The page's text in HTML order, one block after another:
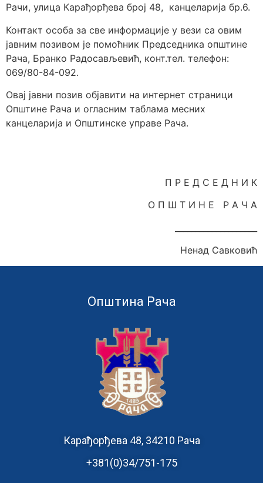
Рачи, улица Карађорђева број 48, канцеларија бр.6.
Контакт особа за све информације у вези са овим
јавним позивом је помоћник Председника општине
Рача, Бранко Радосављевић, конт.тел. телефон:
069/80-84-092.
Овај јавни позив објавити на интернет страници
Општине Рача и огласним таблама месних
канцеларија и Општинске управе Рача.
П Р Е Д С Е Д Н И К
О П Ш Т И Н Е Р А Ч А
Ненад Савковић
Општина Рача
Карађорђева 48, 34210 Рача
+381(0)34/751-175